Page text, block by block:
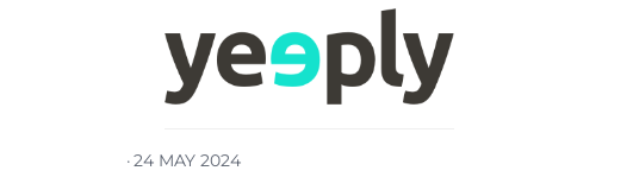
·24 MAY 2024